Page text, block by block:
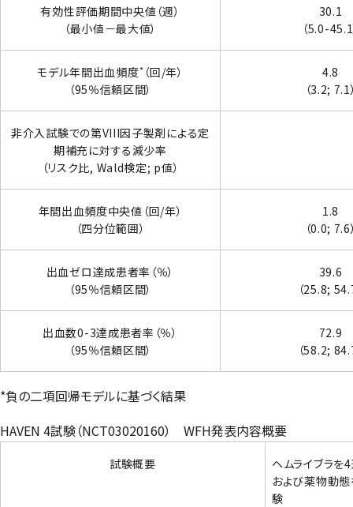
有効性評価期間中央値（週）
（最小値－最大値）
30.1
（5.0-45.1
モデル年間出血頻度* （回/年）
（95％信頼区間）
4.8
（3.2; 7.1
非介入試験での第VIII因子製剤による定
期補充に対する減少率
（リスク比, Wald検定; p値）
年間出血頻度中央値（回/年）
（四分位範囲）
1.8
（0.0; 7.6
出血ゼロ達成患者率（％）
（95％信頼区間）
39.6
（25.8;
出血数0-3達成患者率（％）
（95％信頼区間）
72.9
（58.2;
*負の二項回帰モデルに基づく結果
HAVEN 4試験（NCT03020160） WFH発表内容概要
試験概要
ヘムライブラ
および薬物動
験